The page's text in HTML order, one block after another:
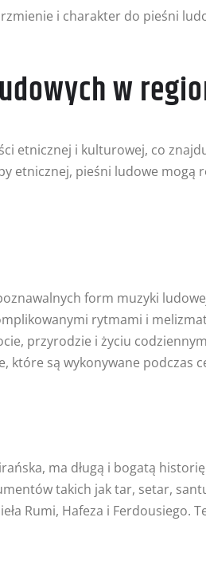
i charakter do pieśni
w
etnicznej i kulturowej, co
etnicznej, pieśni ludowe mogą
form muzyki
rytmami i
przyrodzie i życiu
które są wykonywane podczas
ma długą i bogatą
takich jak tar, setar,
Rumi, Hafeza i Ferdousiego.